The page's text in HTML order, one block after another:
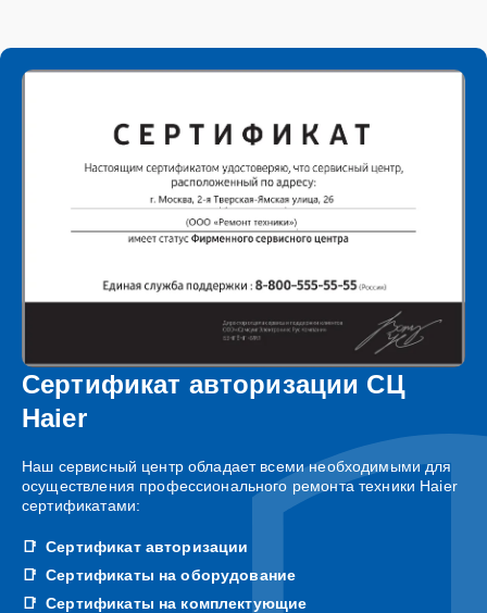
Сертификат авторизации СЦ
Haier
Наш сервисный центр обладает всеми необходимыми для
осуществления профессионального ремонта техники Haier
сертификатами:
Сертификат авторизации
Сертификаты на оборудование
Сертификаты на комплектующие